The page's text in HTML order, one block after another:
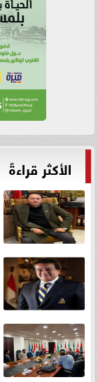
الأكثر قراءةً